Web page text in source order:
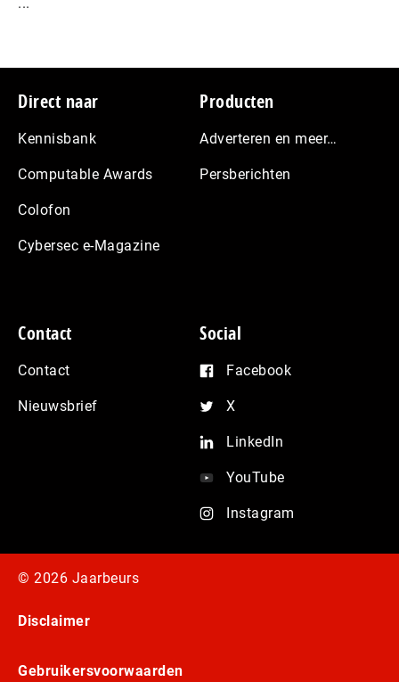
...
Footer
Direct naar
Kennisbank
Computable Awards
Colofon
Cybersec e-Magazine
Producten
Adverteren en meer…
Persberichten
Contact
Contact
Nieuwsbrief
Social
Facebook
X
LinkedIn
YouTube
Instagram
© 2026 Jaarbeurs
Disclaimer
Gebruikersvoorwaarden